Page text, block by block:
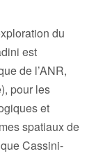
du
est
de l’ANR,
pour les
et
spatiaux de
Cassini-